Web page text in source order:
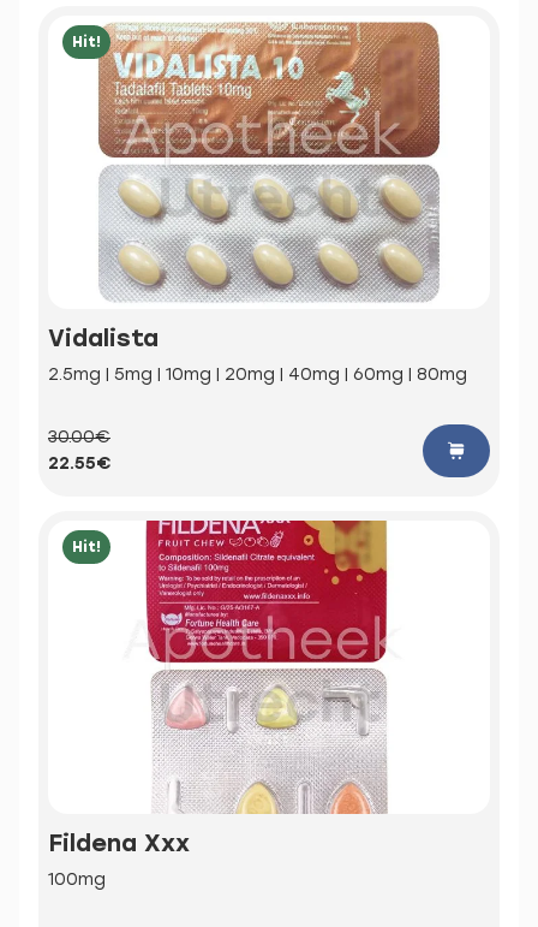
Hit!
Vidalista
2.5mg | 5mg | 10mg | 20mg | 40mg | 60mg | 80mg
30.00€
22.55€
Hit!
Fildena Xxx
100mg